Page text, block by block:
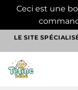
Ceci est une
Passer
contenu
LE SITE